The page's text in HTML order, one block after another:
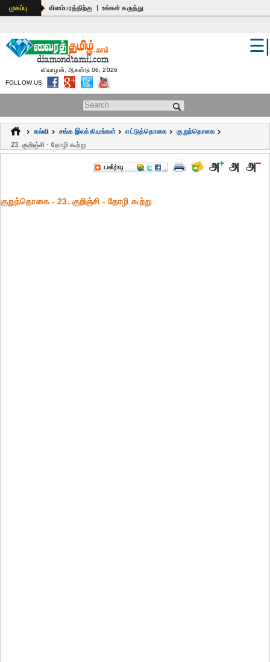
உலகம்
பொதுஅறிவு
கல்வி
ஆன்மிகம்
முகப்பு விளம்பரத்திற்கு | உங்கள் கருத்து
Search form
☰|
வியாழன், ஆகஸ்டு 06, 2026
FOLLOW US
கல்வி சங்க இலக்கியங்கள் எட்டுத்தொகை
குறுந்தொகை
23. குறிஞ்சி - தோழி கூற்று
குறுந்தொகை - 23. குறிஞ்சி - தோழி கூற்று